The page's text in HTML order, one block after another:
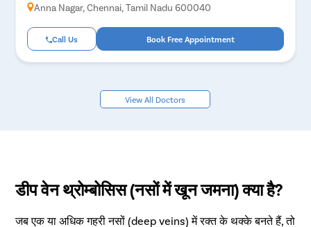
Anna Nagar, Chennai, Tamil Nadu 600040
Call Us Book Free Appointment
View All Doctors
डीप वेन थ्रोम्बोसिस (नसों में खून जमना) क्या है?
जब एक या अधिक गहरी नसों (deep veins) में रक्त के थक्के बनते हैं, तो